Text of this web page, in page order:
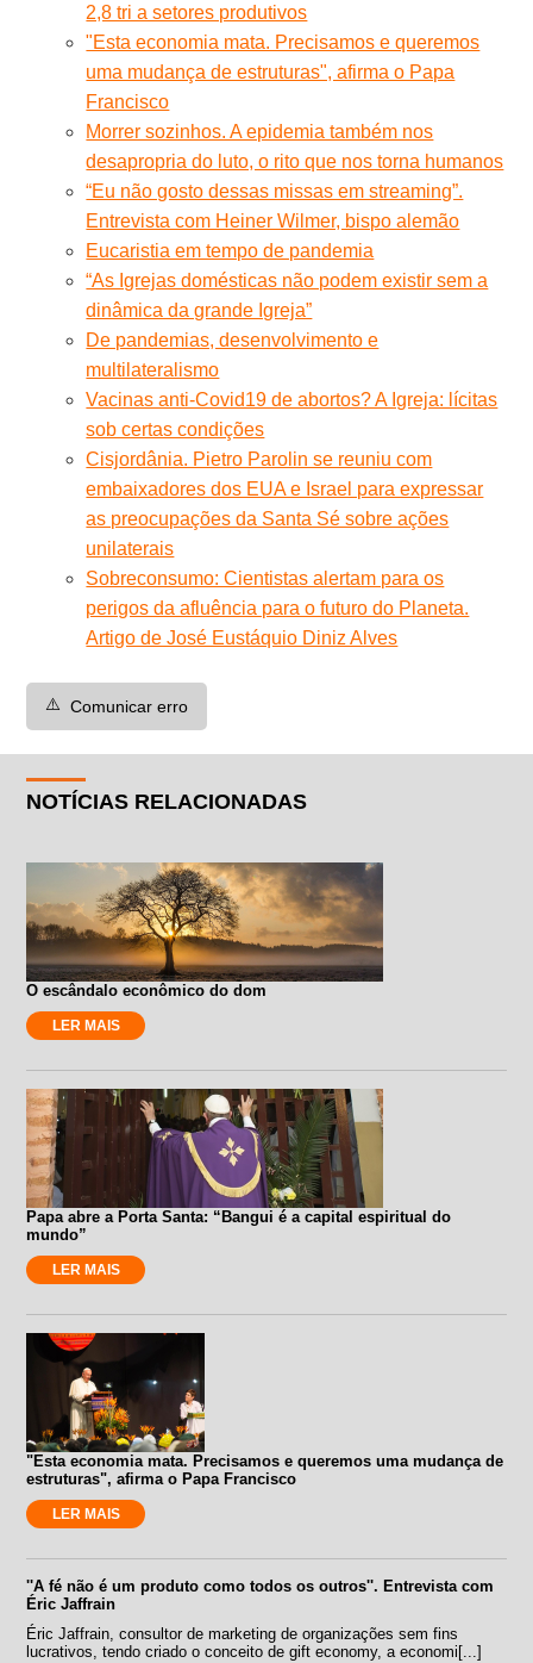
2,8 tri a setores produtivos
"Esta economia mata. Precisamos e queremos
uma mudança de estruturas", afirma o Papa
Francisco
Morrer sozinhos. A epidemia também nos
desapropria do luto, o rito que nos torna humanos
“Eu não gosto dessas missas em streaming”.
Entrevista com Heiner Wilmer, bispo alemão
Eucaristia em tempo de pandemia
“As Igrejas domésticas não podem existir sem a
dinâmica da grande Igreja”
De pandemias, desenvolvimento e
multilateralismo
Vacinas anti-Covid19 de abortos? A Igreja: lícitas
sob certas condições
Cisjordânia. Pietro Parolin se reuniu com
embaixadores dos EUA e Israel para expressar
as preocupações da Santa Sé sobre ações
unilaterais
Sobreconsumo: Cientistas alertam para os
perigos da afluência para o futuro do Planeta.
Artigo de José Eustáquio Diniz Alves
⚠️ Comunicar erro
NOTÍCIAS RELACIONADAS
O escândalo econômico do dom
LER MAIS
Papa abre a Porta Santa: “Bangui é a capital espiritual do
mundo”
LER MAIS
"Esta economia mata. Precisamos e queremos uma mudança de
estruturas", afirma o Papa Francisco
LER MAIS
''A fé não é um produto como todos os outros''. Entrevista com
Éric Jaffrain
Éric Jaffrain, consultor de marketing de organizações sem fins
lucrativos, tendo criado o conceito de gift economy, a economi[...]